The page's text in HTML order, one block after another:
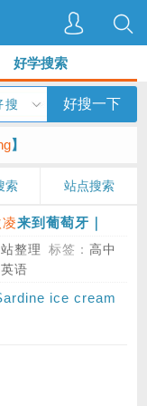
好学搜索
搜 好搜一下
】
索 站点搜索
来到葡萄牙｜
to Portugal
整理 标签： 高中
英语
ice cream